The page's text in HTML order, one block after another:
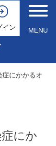
イン MENU
症にかかるオ
にか